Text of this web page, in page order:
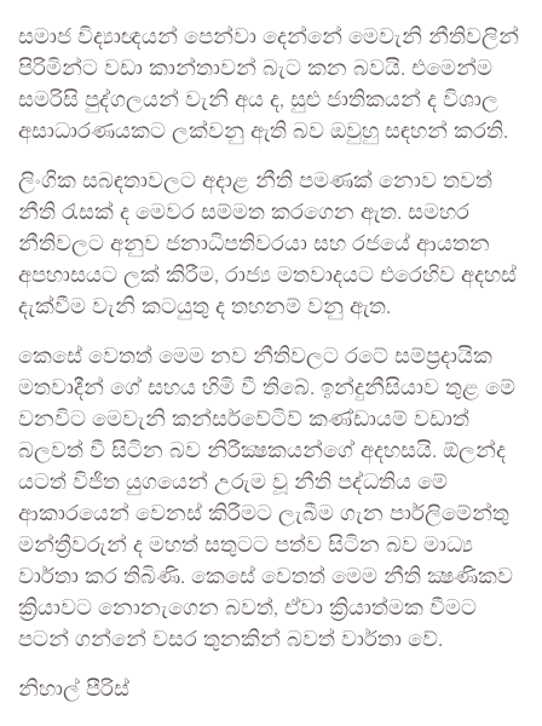
සමාජ විද්‍යාඥයන් පෙන්වා දෙන්නේ මෙවැනි නීතිවලින්
පිරිමින්ට වඩා කාන්තාවන් බැට කන බවයි. එමෙන්ම
සමරිසි පුද්ගලයන් වැනි අය ද, සුළු ජාතිකයන් ද විශාල
අසාධාරණයකට ලක්වනු ඇති බව ඔවුහු සඳහන් කරති.
ලිංගික සබඳතාවලට අදාළ නීති පමණක් නොව තවත්
නීති රැසක් ද මෙවර සම්මත කරගෙන ඇත. සමහර
නීතිවලට අනුව ජනාධිපතිවරයා සහ රජයේ ආයතන
අපහාසයට ලක් කිරීම, රාජ්‍ය මතවාදයට එරෙහිව අදහස්
දැක්වීම වැනි කටයුතු ද තහනම් වනු ඇත.
කෙසේ වෙතත් මෙම නව නීතිවලට රටේ සම්ප්‍රදායික
මතවාදීන් ගේ සහය හිමි වී තිබේ. ඉන්දුනීසියාව තුළ මේ
වනවිට මෙවැනි කන්සර්වේටිව් කණ්ඩායම් වඩාත්
බලවත් වී සිටින බව නිරීක්‍ෂකයන්ගේ අදහසයි. ඕලන්ද
යටත් විජිත යුගයෙන් උරුම වූ නීති පද්ධතිය මේ
ආකාරයෙන් වෙනස් කිරීමට ලැබීම ගැන පාර්ලිමේන්තු
මන්ත්‍රීවරුන් ද මහත් සතුටට පත්ව සිටින බව මාධ්‍ය
වාර්තා කර තිබිණි. කෙසේ වෙතත් මෙම නීති ක්‍ෂණිකව
ක්‍රියාවට නොනැගෙන බවත්, ඒවා ක්‍රියාත්මක වීමට
පටන් ගන්නේ වසර තුනකින් බවත් වාර්තා වේ.
නිහාල් පීරිස්